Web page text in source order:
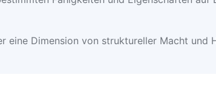
eine Dimension von struktureller Macht und